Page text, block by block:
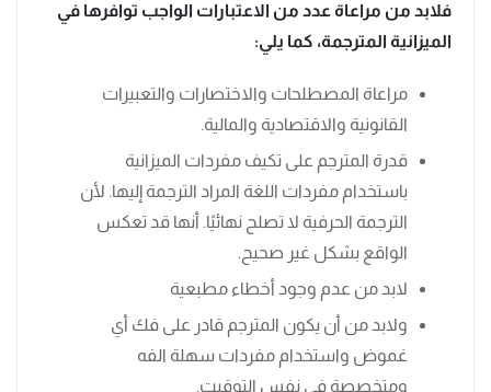
فلابد من مراعاة عدد من الاعتبارات الواجب توافرها في
الميزانية المترجمة، كما يلي:
مراعاة المصطلحات والاختصارات والتعبيرات
القانونية والاقتصادية والمالية.
قدرة المترجم على تكيف مفردات الميزانية
باستخدام مفردات اللغة المراد الترجمة إليها. لأن
الترجمة الحرفية لا تصلح نهائيًا. أنها قد تعكس
الواقع بشكل غير صحيح.
لابد من عدم وجود أخطاء مطبعية
ولابد من أن يكون المترجم قادر على فك أي
غموض واستخدام مفردات سهلة الفه
ومتخصصة في نفس التوقيت.